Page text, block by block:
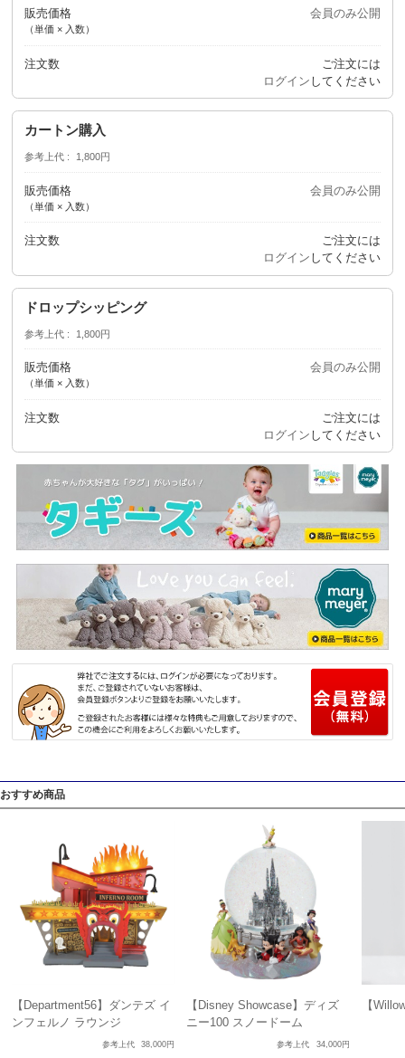
販売価格
（単価 × 入数）
会員のみ公開
注文数
ご注文には
ログイン してください
カートン購入
参考上代 1,800円
販売価格
（単価 × 入数）
会員のみ公開
注文数
ご注文には
ログイン してください
ドロップシッピング
参考上代 1,800円
販売価格
（単価 × 入数）
会員のみ公開
注文数
ご注文には
ログイン してください
おすすめ商品
【Department56】ダンテズ イ
ンフェルノ ラウンジ
参考上代 38,000円
【Disney Showcase】ディズ
ニー100 スノードーム
参考上代 34,000円
【